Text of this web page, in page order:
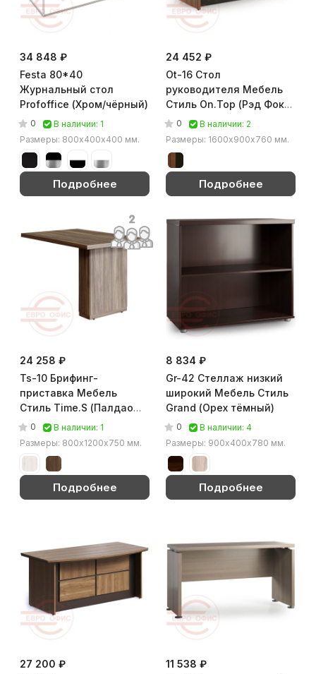
34 848 ₽
Festa 80*40
Журнальный стол
Profoffice (Хром/чёрный)
0
В наличии: 1
Размеры: 800х400х400 мм.
Подробнее
24 452 ₽
Ot-16 Стол
руководителя Мебель
Стиль On.Top (Рэд Фокс
/ венге)
0
В наличии: 2
Размеры: 1600х900х760 мм.
Подробнее
24 258 ₽
Ts-10 Брифинг-
приставка Мебель
Стиль Time.S (Палдао
MS)
0
В наличии: 1
Размеры: 800х1200х750 мм.
Подробнее
8 834 ₽
Gr-42 Стеллаж низкий
широкий Мебель Стиль
Grand (Орех тёмный)
0
В наличии: 4
Размеры: 900х400х780 мм.
Подробнее
27 200 ₽
11 538 ₽